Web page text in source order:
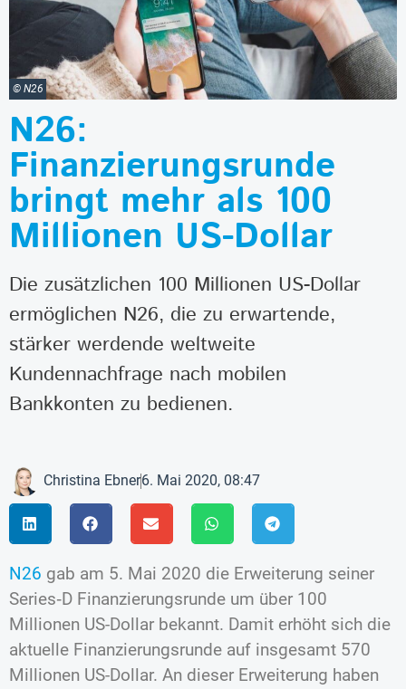
© N26
N26:
Finanzierungsrunde
bringt mehr als 100
Millionen US-Dollar
Die zusätzlichen 100 Millionen US-Dollar
ermöglichen N26, die zu erwartende,
stärker werdende weltweite
Kundennachfrage nach mobilen
Bankkonten zu bedienen.
Christina Ebner6. Mai 2020, 08:47
N26 gab am 5. Mai 2020 die Erweiterung seiner
Series‑D Finanzierungsrunde um über 100
Millionen US-Dollar bekannt. Damit erhöht sich die
aktuelle Finanzierungsrunde auf insgesamt 570
Millionen US-Dollar. An dieser Erweiterung haben